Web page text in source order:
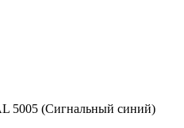
5005 (Сигнальный синий)